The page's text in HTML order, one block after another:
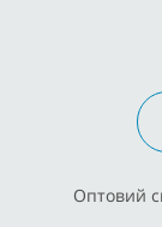
Оптовий